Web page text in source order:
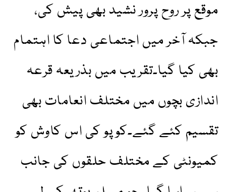
موقع پر روح پرور نشید بھی پیش کی،
جبکہ آخر میں اجتماعی دعا کا اہتمام
بھی کیا گیا۔تقریب میں بذریعہ قرعہ
اندازی بچوں میں مختلف انعامات بھی
تقسیم کئے گئے۔کوپو کی اس کاوش کو
کمیونٹی کے مختلف حلقوں کی جانب